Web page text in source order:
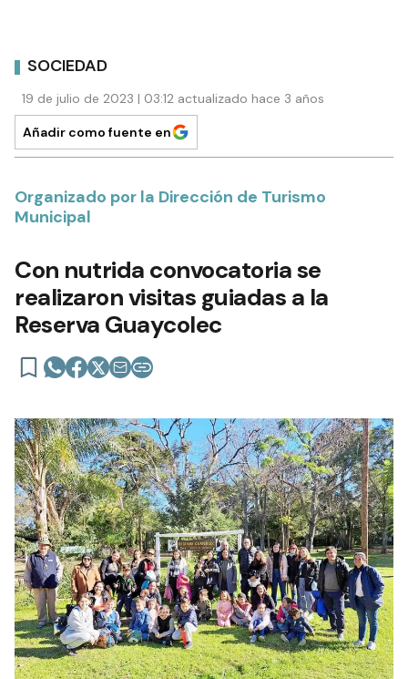
SOCIEDAD
19 de julio de 2023 | 03:12 actualizado hace 3 años
Añadir como fuente en
Organizado por la Dirección de Turismo
Municipal
Con nutrida convocatoria se
realizaron visitas guiadas a la
Reserva Guaycolec